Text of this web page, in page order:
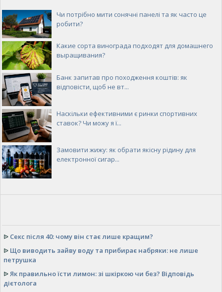
Чи потрібно мити сонячні панелі та як часто це
робити?
Какие сорта винограда подходят для домашнего
выращивания?
Банк запитав про походження коштів: як
відповісти, щоб не вт...
Наскільки ефективними є ринки спортивних
ставок? Чи можу я ї...
Замовити жижу: як обрати якісну рідину для
електронної сигар...
ᐉ Секс після 40: чому він стає лише кращим?
ᐉ Що виводить зайву воду та прибирає набряки: не лише
петрушка
ᐉЯк правильно їсти лимон: зі шкіркою чи без? Відповідь
дієтолога